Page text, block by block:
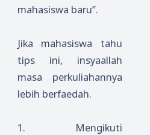
mahasiswa baru”.
Jika mahasiswa tahu
tips ini, insyaallah
masa perkuliahannya
lebih berfaedah.
1.
Mengikuti